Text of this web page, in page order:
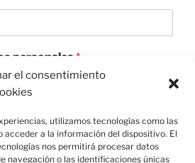
el consentimiento
utilizamos tecnologías como las
acceder a la información del dispositivo. El
nos permitirá procesar datos
navegación o las identificaciones únicas
personales *
de datos para enviar el
el tratamiento y sus derechos,